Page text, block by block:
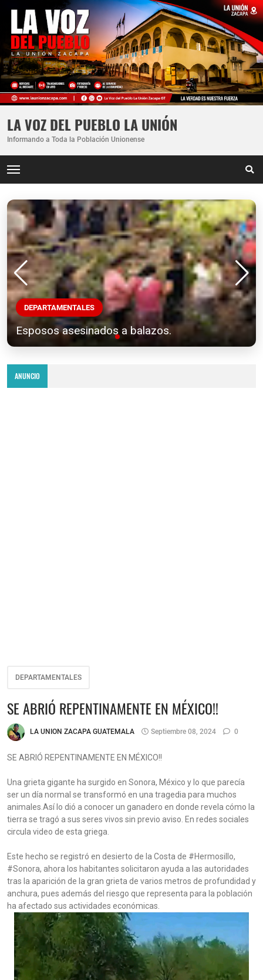
LA VOZ DEL PUEBLO LA UNIÓN
Informando a Toda la Población Unionense
DEPARTAMENTALES
Esposos asesinados a balazos.
ANUNCIO
DEPARTAMENTALES
SE ABRIÓ REPENTINAMENTE EN MÉXICO!!
LA UNION ZACAPA GUATEMALA Septiembre 08, 2024 0
SE ABRIÓ REPENTINAMENTE EN MÉXICO!!
Una grieta gigante ha surgido en Sonora, México y lo que parecía
ser un día normal se transformó en una tragedia para muchos
animales.Así lo dió a conocer un ganadero en donde revela cómo la
tierra se tragó a sus seres vivos sin previo aviso. En redes sociales
circula video de esta griega.
Este hecho se registró en desierto de la Costa de #Hermosillo,
#Sonora, ahora los habitantes solicitaron ayuda a las autoridades
tras la aparición de la gran grieta de varios metros de profundidad y
anchura, pues además del riesgo que representa para la población
ha afectado sus actividades económicas.